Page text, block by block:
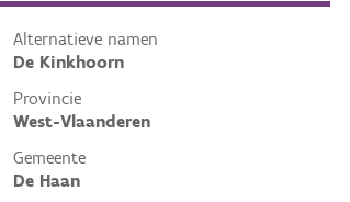
Alternatieve namen
De Kinkhoorn
Provincie
West-Vlaanderen
Gemeente
De Haan